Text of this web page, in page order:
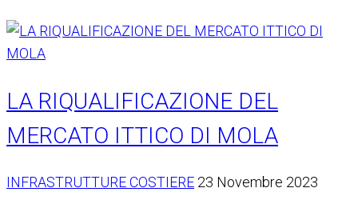
LA RIQUALIFICAZIONE DEL
MERCATO ITTICO DI MOLA
INFRASTRUTTURE COSTIERE 23 Novembre 2023